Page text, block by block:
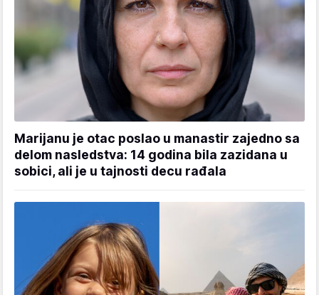
Marijanu je otac poslao u manastir zajedno sa
delom nasledstva: 14 godina bila zazidana u
sobici, ali je u tajnosti decu rađala